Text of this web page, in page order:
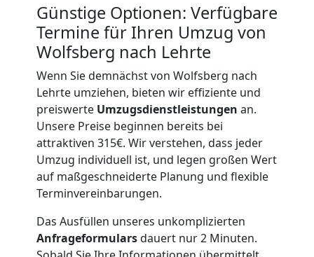
Günstige Optionen: Verfügbare
Termine für Ihren Umzug von
Wolfsberg nach Lehrte
Wenn Sie demnächst von Wolfsberg nach
Lehrte umziehen, bieten wir effiziente und
preiswerte Umzugsdienstleistungen an.
Unsere Preise beginnen bereits bei
attraktiven 315€. Wir verstehen, dass jeder
Umzug individuell ist, und legen großen Wert
auf maßgeschneiderte Planung und flexible
Terminvereinbarungen.
Das Ausfüllen unseres unkomplizierten
Anfrageformularsdauert nur 2 Minuten.
Beiladung
International
Internationaler
Umzug
Nationaler
Umzug